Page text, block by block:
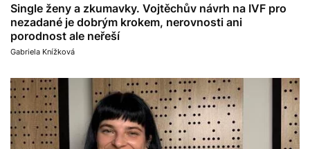
Single ženy a zkumavky. Vojtěchův návrh na IVF pro
nezadané je dobrým krokem, nerovnosti ani
porodnost ale neřeší
Gabriela Knížková